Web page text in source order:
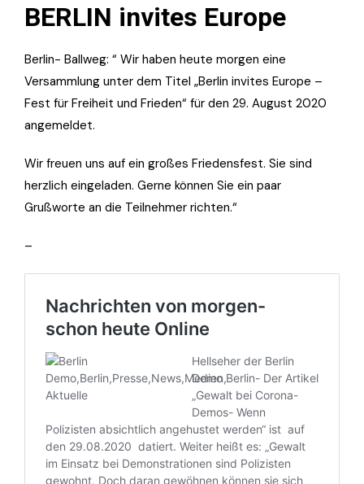
BERLIN invites Europe
Berlin- Ballweg: “ Wir haben heute morgen eine
Versammlung unter dem Titel „Berlin invites Europe –
Fest für Freiheit und Frieden“ für den 29. August 2020
angemeldet.
Wir freuen uns auf ein großes Friedensfest. Sie sind
herzlich eingeladen. Gerne können Sie ein paar
Grußworte an die Teilnehmer richten.“
–